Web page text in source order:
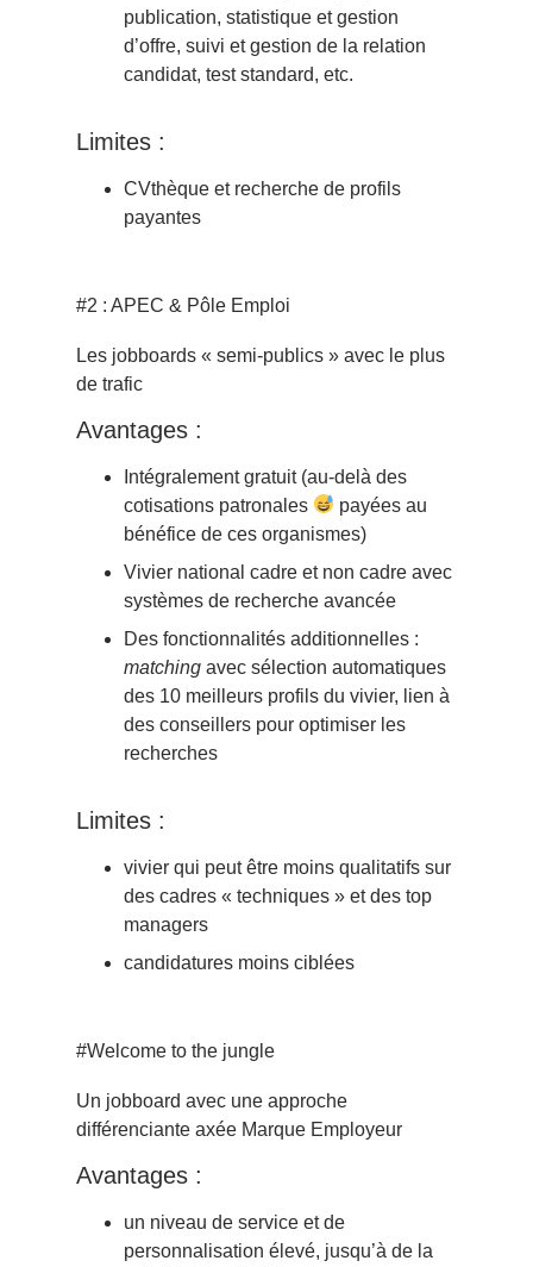
publication, statistique et gestion
d’offre, suivi et gestion de la relation
candidat, test standard, etc.
Limites :
CVthèque et recherche de profils
payantes
#2 : APEC & Pôle Emploi
Les jobboards « semi-publics » avec le plus
de trafic
Avantages :
Intégralement gratuit (au-delà des
cotisations patronales
payées au
bénéfice de ces organismes)
Vivier national cadre et non cadre avec
systèmes de recherche avancée
Des fonctionnalités additionnelles :
matching avec sélection automatiques
des 10 meilleurs profils du vivier, lien à
des conseillers pour optimiser les
recherches
Limites :
vivier qui peut être moins qualitatifs sur
des cadres « techniques » et des top
managers
candidatures moins ciblées
#Welcome to the jungle
Un jobboard avec une approche
différenciante axée Marque Employeur
Avantages :
un niveau de service et de
personnalisation élevé, jusqu’à de la